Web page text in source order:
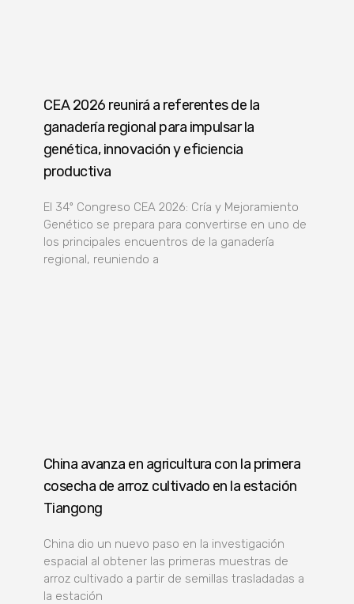
CEA 2026 reunirá a referentes de la
ganadería regional para impulsar la
genética, innovación y eficiencia
productiva
El 34º Congreso CEA 2026: Cría y Mejoramiento
Genético se prepara para convertirse en uno de
los principales encuentros de la ganadería
regional, reuniendo a
China avanza en agricultura con la primera
cosecha de arroz cultivado en la estación
Tiangong
China dio un nuevo paso en la investigación
espacial al obtener las primeras muestras de
arroz cultivado a partir de semillas trasladadas a
la estación